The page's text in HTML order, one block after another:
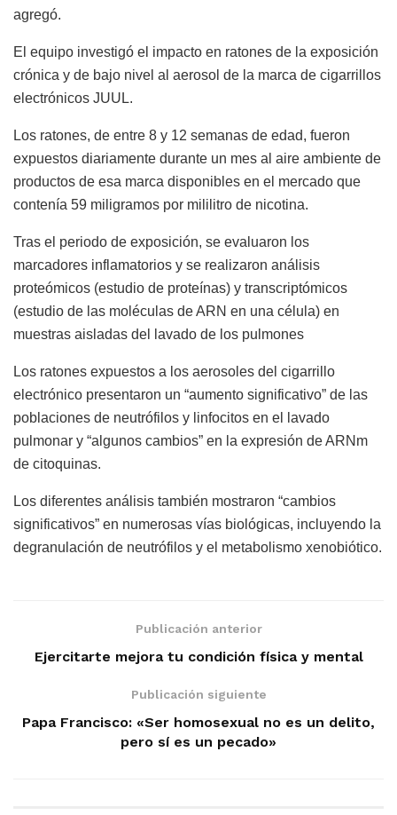
agregó.
El equipo investigó el impacto en ratones de la exposición
crónica y de bajo nivel al aerosol de la marca de cigarrillos
electrónicos JUUL.
Los ratones, de entre 8 y 12 semanas de edad, fueron
expuestos diariamente durante un mes al aire ambiente de
productos de esa marca disponibles en el mercado que
contenía 59 miligramos por mililitro de nicotina.
Tras el periodo de exposición, se evaluaron los
marcadores inflamatorios y se realizaron análisis
proteómicos (estudio de proteínas) y transcriptómicos
(estudio de las moléculas de ARN en una célula) en
muestras aisladas del lavado de los pulmones
Los ratones expuestos a los aerosoles del cigarrillo
electrónico presentaron un “aumento significativo” de las
poblaciones de neutrófilos y linfocitos en el lavado
pulmonar y “algunos cambios” en la expresión de ARNm
de citoquinas.
Los diferentes análisis también mostraron “cambios
significativos” en numerosas vías biológicas, incluyendo la
degranulación de neutrófilos y el metabolismo xenobiótico.
Publicación anterior
Ejercitarte mejora tu condición física y mental
Publicación siguiente
Papa Francisco: «Ser homosexual no es un delito,
pero sí es un pecado»